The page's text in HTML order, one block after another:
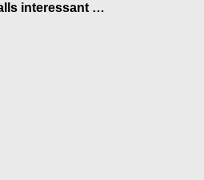
interessant …